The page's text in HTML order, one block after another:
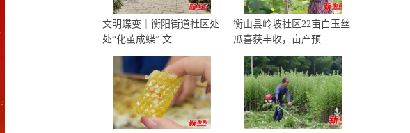
文明蝶变｜衡阳街道社区处
处“化茧成蝶” 文
衡山县岭坡社区22亩白玉丝
瓜喜获丰收，亩产预